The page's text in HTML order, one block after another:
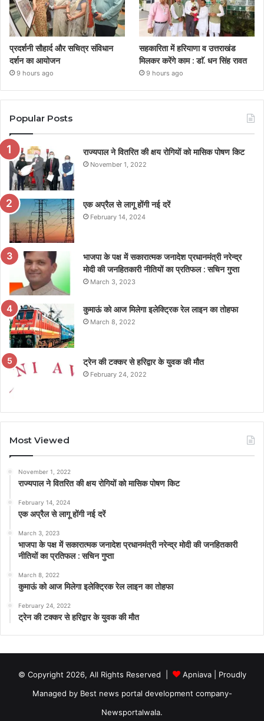
प्रदर्शनी सौहार्द और सचित्र संविधान
दर्शन का आयोजन
9 hours ago
सहकारिता में हरियाणा व उत्तराखंड
मिलकर करेंगे काम : डाॅ. धन सिंह रावत
9 hours ago
Popular Posts
राज्यपाल ने वितरित की क्षय रोगियों को मासिक पोषण किट
November 1, 2022
एक अप्रैल से लागू होंगी नई दरें
February 14, 2024
भाजपा के पक्ष में सकारात्मक जनादेश प्रधानमंत्री नरेन्द्र
मोदी की जनहितकारी नीतियों का प्रतिफल : सचिन गुप्ता
March 3, 2023
कुमाऊं को आज मिलेगा इलेक्ट्रिक रेल लाइन का तोहफा
March 8, 2022
ट्रेन की टक्कर से हरिद्वार के युवक की मौत
February 24, 2022
Most Viewed
November 1, 2022
राज्यपाल ने वितरित की क्षय रोगियों को मासिक पोषण किट
February 14, 2024
एक अप्रैल से लागू होंगी नई दरें
March 3, 2023
भाजपा के पक्ष में सकारात्मक जनादेश प्रधानमंत्री नरेन्द्र मोदी की जनहितकारी
नीतियों का प्रतिफल : सचिन गुप्ता
March 8, 2022
कुमाऊं को आज मिलेगा इलेक्ट्रिक रेल लाइन का तोहफा
February 24, 2022
ट्रेन की टक्कर से हरिद्वार के युवक की मौत
© Copyright 2026, All Rights Reserved | Apniava| Proudly
Managed by Best news portal development company-
Newsportalwala.